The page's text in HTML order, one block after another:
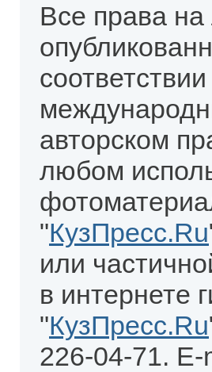
Все права
авторском
любом
"КузПресс.Ru
или
в интернете
"КузПресс.Ru
226-04-71. E-